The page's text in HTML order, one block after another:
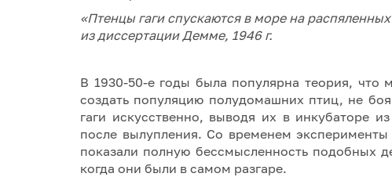
«Птенцы гаги спускаются в море на
из диссертации Демме, 1946 г.
В 1930-50-е годы была популярна теория, что
создать популяцию полудомашних птиц, не
гаги искусственно, выводя их в инкубаторе
после вылупления. Со временем
показали полную бессмысленность подобных
когда они были в самом разгаре.